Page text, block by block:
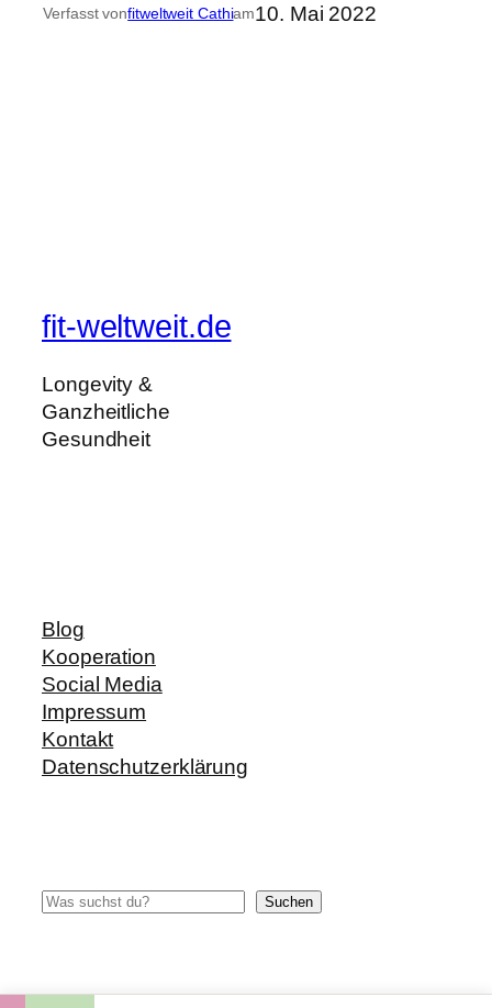
Verfasst vonfitweltweit Cathiam10. Mai 2022
fit-weltweit.de
Longevity &
Ganzheitliche
Gesundheit
Blog
Kooperation
Social Media
Impressum
Kontakt
Datenschutzerklärung
Suchen Suchen